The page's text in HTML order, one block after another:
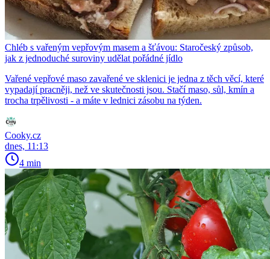
Chléb s vařeným vepřovým masem a šťávou: Staročeský způsob,
jak z jednoduché suroviny udělat pořádné jídlo
Vařené vepřové maso zavařené ve sklenici je jedna z těch věcí, které
vypadají pracněji, než ve skutečnosti jsou. Stačí maso, sůl, kmín a
trocha trpělivosti - a máte v lednici zásobu na týden.
Cooky.cz
dnes, 11:13
4 min